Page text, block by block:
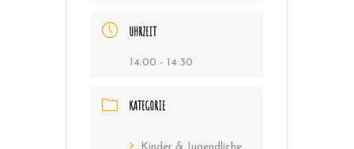
UHRZEIT
14:00 - 14:30
KATEGORIE